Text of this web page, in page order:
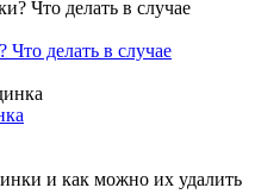
делать в случае